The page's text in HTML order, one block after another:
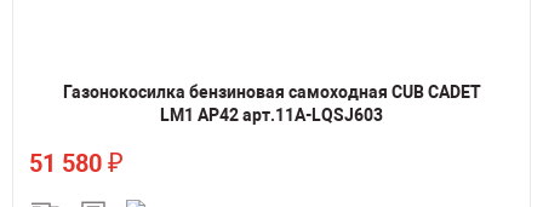
Газонокосилка бензиновая самоходная CUB CADET
LM1 AP42 арт.11A-LQSJ603
51 580 ₽